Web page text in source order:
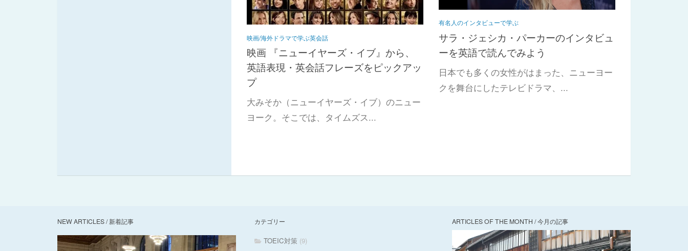
映画/海外ドラマで学ぶ英会話
映画 『ニューイヤーズ・イブ』から、
英語表現・英会話フレーズをピックアッ
プ
大みそか（ニューイヤーズ・イブ）のニュー
ヨーク。そこでは、タイムズス...
有名人のインタビューで学ぶ
サラ・ジェシカ・パーカーのインタビュ
ーを英語で読んでみよう
日本でも多くの女性がはまった、ニューヨー
クを舞台にしたテレビドラマ、...
NEW ARTICLES / 新着記事 カテゴリー
TOEIC対策 (9)
ARTICLES OF THE MONTH / 今月の記事